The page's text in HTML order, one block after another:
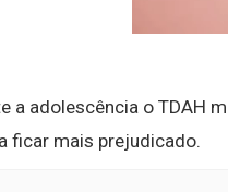
a adolescência o TDAH
ficar mais prejudicado.